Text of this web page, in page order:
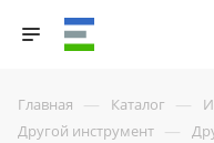
Главная — Каталог —
Другой инструмент —